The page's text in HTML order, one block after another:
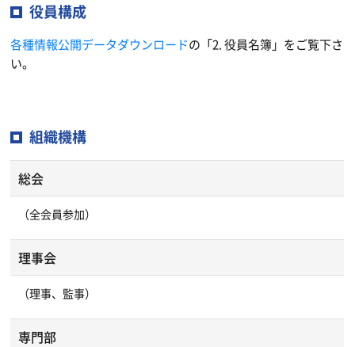
役員構成
各種情報公開データダウンロードの「2. 役員名簿」をご覧下さ
い。
組織機構
総会
（全会員参加）
理事会
（理事、監事）
専門部